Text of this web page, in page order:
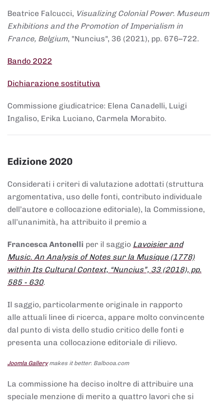
Beatrice Falcucci, Visualizing Colonial Power. Museum
Exhibitions and the Promotion of Imperialism in
France, Belgium, "Nuncius", 36 (2021), pp. 676–722.
Bando 2022
Dichiarazione sostitutiva
Commissione giudicatrice: Elena Canadelli, Luigi
Ingaliso, Erika Luciano, Carmela Morabito.
Edizione 2020
Considerati i criteri di valutazione adottati (struttura
argomentativa, uso delle fonti, contributo individuale
dell’autore e collocazione editoriale), la Commissione,
all’unanimità, ha attribuito il premio a
Francesca Antonelli per il saggio Lavoisier and
Music. An Analysis of Notes sur la Musique (1778)
within Its Cultural Context, “Nuncius”, 33 (2018), pp.
585 - 630.
Il saggio, particolarmente originale in rapporto
alle attuali linee di ricerca, appare molto convincente
dal punto di vista dello studio critico delle fonti e
presenta una collocazione editoriale di rilievo.
Joomla Gallerymakes it better. Balbooa.com
La commissione ha deciso inoltre di attribuire una
speciale menzione di merito a quattro lavori che si